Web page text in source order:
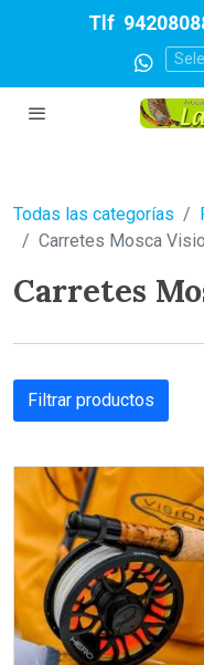
Tlf
Todas las categorías
Carretes Mosca
Carretes
Filtrar productos